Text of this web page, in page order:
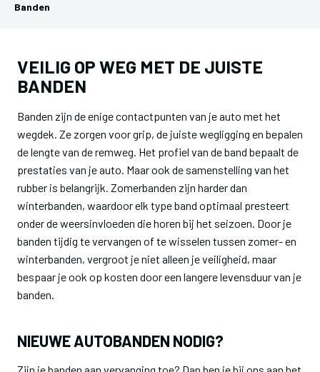
Banden
VEILIG OP WEG MET DE JUISTE
BANDEN
Banden zijn de enige contactpunten van je auto met het
wegdek. Ze zorgen voor grip, de juiste wegligging en bepalen
de lengte van de remweg. Het profiel van de band bepaalt de
prestaties van je auto. Maar ook de samenstelling van het
rubber is belangrijk. Zomerbanden zijn harder dan
winterbanden, waardoor elk type band optimaal presteert
onder de weersinvloeden die horen bij het seizoen. Door je
banden tijdig te vervangen of te wisselen tussen zomer- en
winterbanden, vergroot je niet alleen je veiligheid, maar
bespaar je ook op kosten door een langere levensduur van je
banden.
NIEUWE AUTOBANDEN NODIG?